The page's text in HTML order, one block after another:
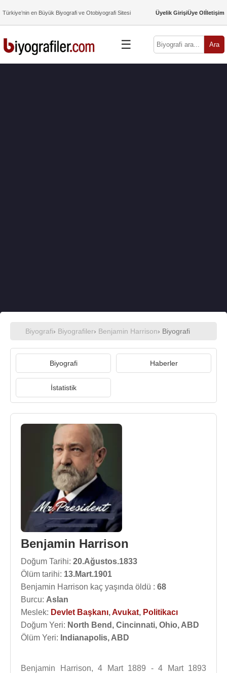
Türkiye’nin en Büyük Biyografi ve Otobiyografi Sitesi Üyelik GirişiÜye Olİletişim
☰ Ara
Biyografi› Biyografiler› Benjamin Harrison› Biyografi
Biyografi Haberler
İstatistik
Benjamin Harrison
Doğum Tarihi: 20.Ağustos.1833
Ölüm tarihi: 13.Mart.1901
Benjamin Harrison kaç yaşında öldü : 68
Burcu: Aslan
Meslek: Devlet Başkanı,Avukat, Politikacı
Doğum Yeri: North Bend, Cincinnati, Ohio, ABD
Ölüm Yeri: Indianapolis, ABD
Benjamin Harrison, 4 Mart 1889 - 4 Mart 1893